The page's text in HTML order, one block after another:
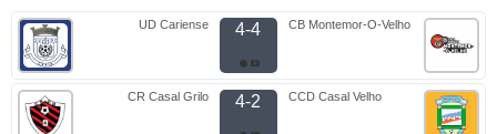
UD Cariense 4-4 CB Montemor-O-Velho
CR Casal Grilo 4-2 CCD Casal Velho